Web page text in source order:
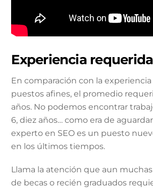
Experiencia requerida
En comparación con la
puestos afines, el promedio
años. No podemos encontrar
6, diez años… como era de
experto en SEO es un puesto
en los últimos tiempos.
Llama la atención que aun
de becas o recién graduados